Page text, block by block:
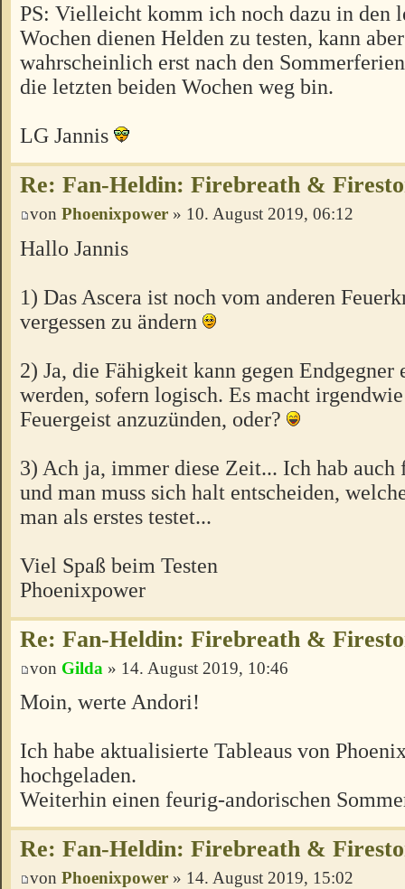
PS: Vielleicht komm ich noch dazu in den
Wochen dienen Helden zu testen, kann
wahrscheinlich erst nach den
die letzten beiden Wochen weg bin.
LG Jannis
Re: Fan-Heldin: Firebreath &
von Phoenixpower » 10. August 2019, 06:12
Hallo Jannis
1) Das Ascera ist noch vom anderen
vergessen zu ändern
2) Ja, die Fähigkeit kann gegen Endgegner
werden, sofern logisch. Es macht
Feuergeist anzuzünden, oder?
3) Ach ja, immer diese Zeit... Ich hab auch
und man muss sich halt entscheiden,
man als erstes testet...
Viel Spaß beim Testen
Phoenixpower
Re: Fan-Heldin: Firebreath &
von Gilda » 14. August 2019, 10:46
Moin, werte Andori!
Ich habe aktualisierte Tableaus von
hochgeladen.
Weiterhin einen feurig-andorischen
Re: Fan-Heldin: Firebreath &
von Phoenixpower » 14. August 2019, 15:02